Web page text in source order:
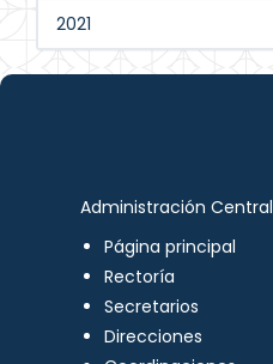
2021
Administración Central
Página principal
Rectoría
Secretarios
Direcciones